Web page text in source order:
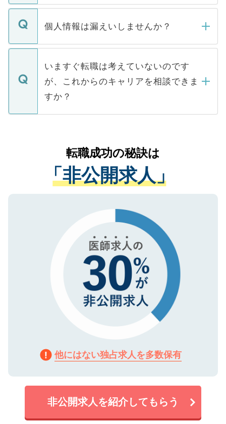
ません。
■応募殺到を避けるため 人気のある医療機
関を公にしてしまうと、応募が殺到する場
に、医療機関が求める条件に合った人材の
みを人材紹介会社に依頼するケースが増え
ています。
転職・入職を強要することは一切ありませ
ん。また、仮に応募先から内定をいただい
定を承諾する必要はありません。内定先へ
の辞退の連絡はキャリアパートナーが行い
個人情報は漏えいしませんか？
個人情報が漏えいすることはありませんの
で、ご安心ください。当サイトからの登録
などで収集したご登録者様の個人情報は、
ご本人のキャリアアップおよび転職活動の
支援を目的に使用いたします。お預かりし
ているすべての個人データはご本人の許可
は、個人情報の取り扱いについての厳密な
管理基準を満たした事業者のみに付与され
る、プライバシーマークを取得済みです。
で、機密保持に関してもご安心ください。
いますぐ転職は考えていないのです
が、これからのキャリアを相談できま
すか？
かがいして、現在の医療機関の状況や紹介
経験をまじえながら、適切なアドバイスを
させていただきます。すぐにご転職をされ
ない方には、長期的なサポートが可能です
ので、まずはご登録ください。
転職成功の秘訣は
「非公開求人」
他にはない独占求人を多数保有
非公開求人を紹介してもらう